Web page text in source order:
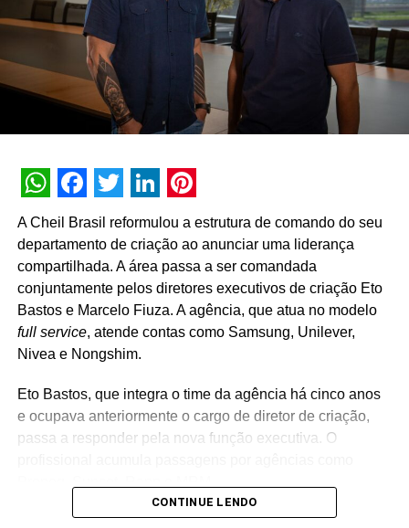
WhatsApp
Facebook
Twitter
LinkedIn
Pinterest
A Cheil Brasil reformulou a estrutura de comando do seu
departamento de criação ao anunciar uma liderança
compartilhada. A área passa a ser comandada
conjuntamente pelos diretores executivos de criação Eto
Bastos e Marcelo Fiuza. A agência, que atua no modelo
full service, atende contas como Samsung, Unilever,
Nivea e Nongshim.
Eto Bastos, que integra o time da agência há cinco anos
e ocupava anteriormente o cargo de diretor de criação,
passa a responder pela nova função executiva. O
Já Marcelo Fiuza retorna à Cheil Brasil para assumir o
CONTINUE LENDO